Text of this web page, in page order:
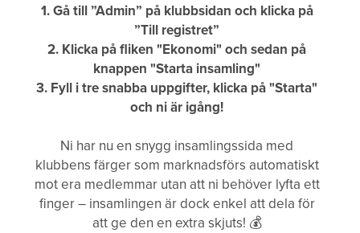
1. Gå till ”Admin” på klubbsidan och klicka på
”Till registret”
2. Klicka på fliken "Ekonomi" och sedan på
knappen "Starta insamling"
3. Fyll i tre snabba uppgifter, klicka på "Starta"
och ni är igång!
Ni har nu en snygg insamlingssida med
klubbens färger som marknadsförs automatiskt
mot era medlemmar utan att ni behöver lyfta ett
finger – insamlingen är dock enkel att dela för
att ge den en extra skjuts! 💰